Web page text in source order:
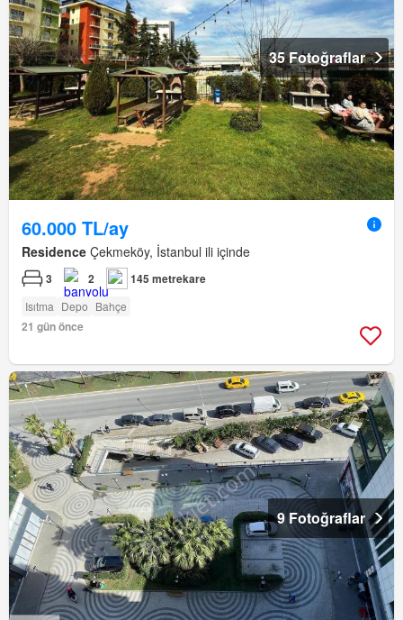
35 Fotoğraflar
60.000 TL/ay
Residence Çekmeköy, İstanbul ili içinde
3 2 145 metrekare
Isıtma Depo Bahçe
21 gün önce
9 Fotoğraflar